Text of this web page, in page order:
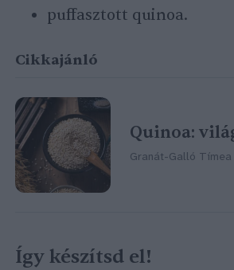
puffasztott quinoa.
Cikkajánló
Quinoa:
Granát-Galló Tímea
Így készítsd el!